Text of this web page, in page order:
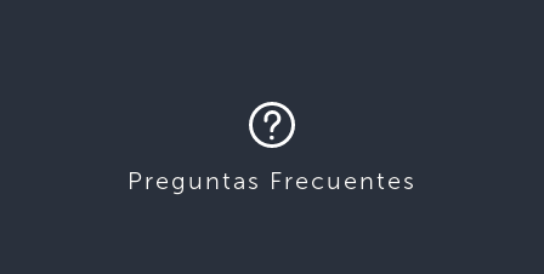
Preguntas Frecuentes